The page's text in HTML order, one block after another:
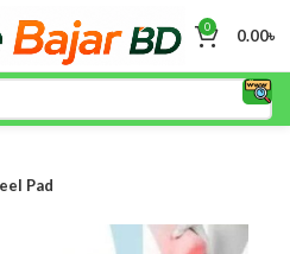
0 0.00৳
Pad